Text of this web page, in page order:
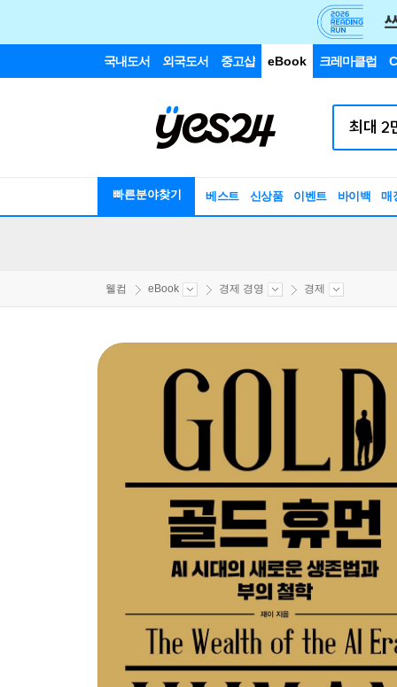
국내도서 외국도서 중고샵 eBook 크레마클럽
빠른분야찾기 베스트 신상품 이벤트 바이백 매
웰컴 eBook 경제 경영 경제